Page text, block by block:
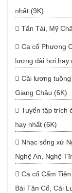
nhất (9K)
Tấn Tài, Mỹ
Ca cổ Phương
lương dài hơi hay
Cải lương
Giang Châu (6K)
Tuyển tập trích
hay nhất (6K)
Nhạc sống xứ
Nghệ An, Nghệ
Ca cổ Cẩm
Bài Tân Cổ, Cải